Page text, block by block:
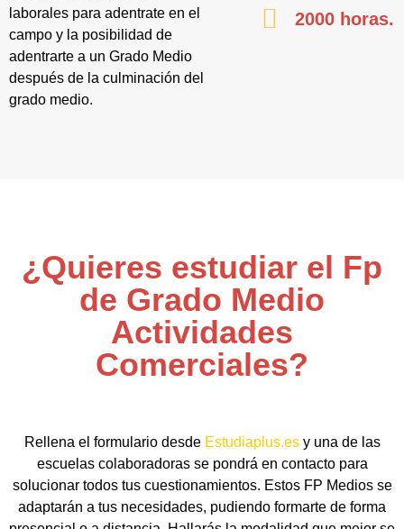
laborales para adentrate en el
campo y la posibilidad de
adentrarte a un Grado Medio
después de la culminación del
grado medio.
2000 horas.
¿Quieres estudiar el Fp
de Grado Medio
Actividades
Comerciales?
Rellena el formulario desde Estudiaplus.esy una de las
escuelas colaboradoras se pondrá en contacto para
solucionar todos tus cuestionamientos. Estos FP Medios se
adaptarán a tus necesidades, pudiendo formarte de forma